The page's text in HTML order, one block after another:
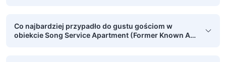
Co najbardziej przypadło do gustu gościom w
obiekcie Song Service Apartment (Former Known As